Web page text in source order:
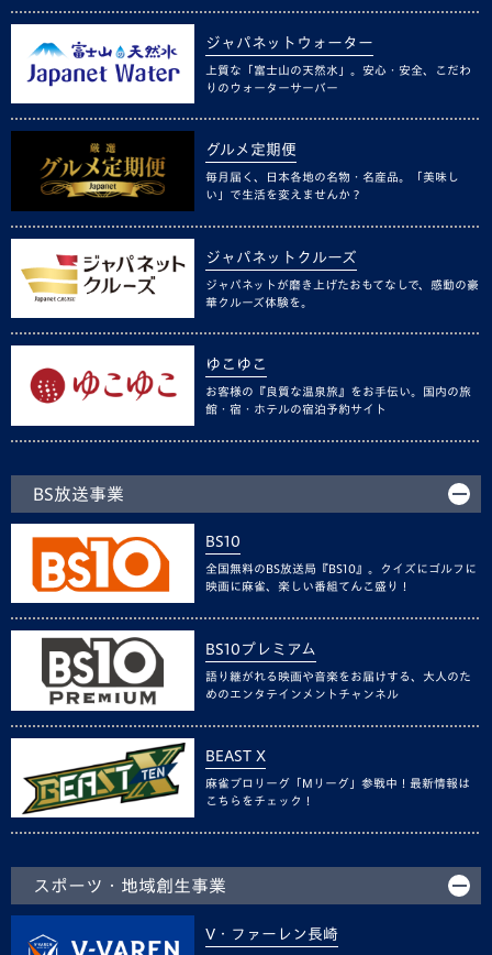
ジャパネットウォーター
上質な「富士山の天然水」。安心・安全、こだわ
りのウォーターサーバー
グルメ定期便
毎月届く、日本各地の名物・名産品。「美味し
い」で生活を変えませんか？
ジャパネットクルーズ
ジャパネットが磨き上げたおもてなしで、感動の豪
華クルーズ体験を。
ゆこゆこ
お客様の『良質な温泉旅』をお手伝い。国内の旅
館・宿・ホテルの宿泊予約サイト
BS放送事業
BS10
全国無料のBS放送局『BS10』。クイズにゴルフに
映画に麻雀、楽しい番組てんこ盛り！
BS10プレミアム
語り継がれる映画や音楽をお届けする、大人のた
めのエンタテインメントチャンネル
BEAST X
麻雀プロリーグ「Mリーグ」参戦中！最新情報は
こちらをチェック！
スポーツ・地域創生事業
V・ファーレン長崎